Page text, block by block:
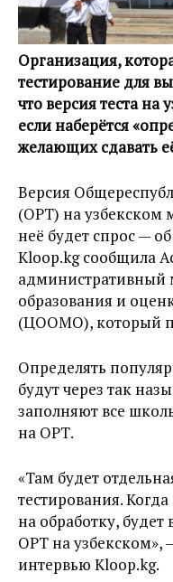
Организация,
тестирование для
что версия теста на
если наберётся
желающих сдавать
Версия
(ОРТ) на узбекском
неё будет спрос —
Kloop.kg сообщила
административный
образования и
(ЦООМО), который
Определять
будут через так
заполняют все
на ОРТ.
«Там будет
тестирования.
на обработку, будет
ОРТ на узбекском»,
интервью Kloop.kg.